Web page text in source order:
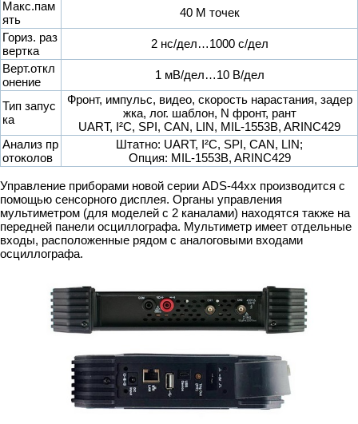
Макс.пам
ять
40 М точек
Гориз. раз
вертка
2 нс/дел…1000 с/дел
Верт.откл
онение
1 мВ/дел…10 В/дел
Тип запус
ка
Фронт, импульс, видео, скорость нарастания, задер
жка, лог. шаблон, N фронт, рант
UART, I²C, SPI, CAN, LIN, MIL-1553B, ARINC429
Анализ пр
отоколов
Штатно: UART, I²C, SPI, CAN, LIN;
Опция: MIL-1553B, ARINC429
Управление приборами новой серии ADS-44xx производится с
помощью сенсорного дисплея. Органы управления
мультиметром (для моделей с 2 каналами) находятся также на
передней панели осциллографа. Мультиметр имеет отдельные
входы, расположенные рядом с аналоговыми входами
осциллографа.